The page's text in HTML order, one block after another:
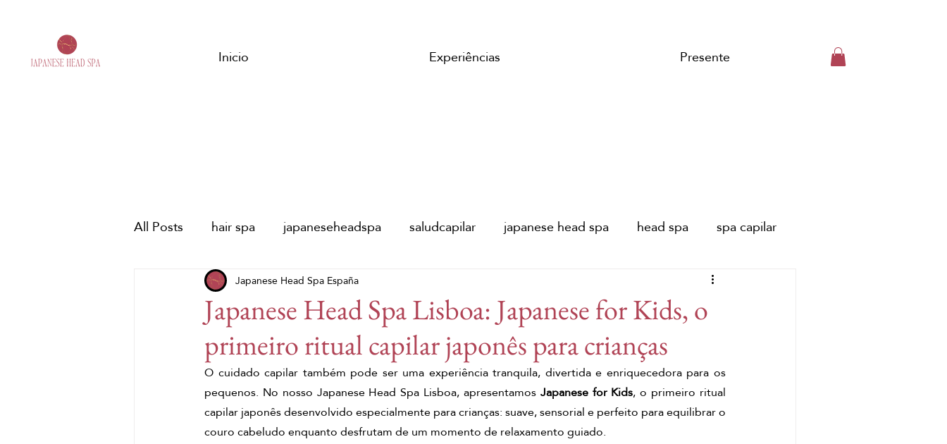
Inicio Experiências Presente
All Posts hair spa japaneseheadspa saludcapilar japanese head spa head spa spa capilar
spa capilar japonés dia del padre
Japanese head spa lisboa head spa lisboa spa capilar lisboa Japanese Head Spa
Massagem de gengibre tensão muscular massagens do mundo massagem corporal de gengibre
Japanese Head Spa Lisboa: Japanese for Kids, o
primeiro ritual capilar japonês para crianças
Japanese Head Spa España
O cuidado capilar também pode ser uma experiência tranquila, divertida e enriquecedora para os
pequenos. No nosso Japanese Head Spa Lisboa, apresentamos Japanese for Kids, o primeiro ritual
capilar japonês desenvolvido especialmente para crianças: suave, sensorial e perfeito para equilibrar o
couro cabeludo enquanto desfrutam de um momento de relaxamento guiado.